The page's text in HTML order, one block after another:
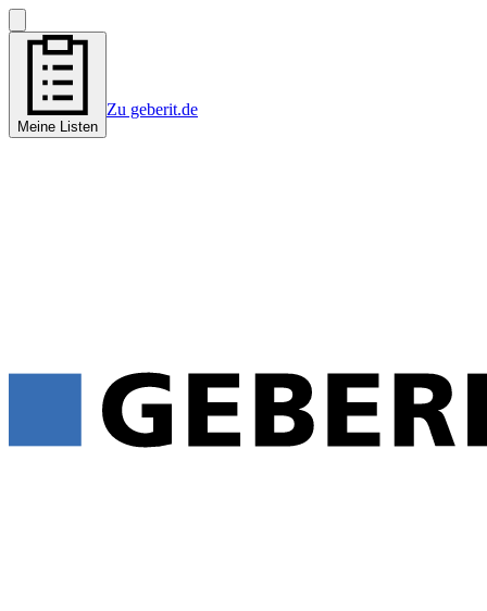
Meine Listen
Zu geberit.de